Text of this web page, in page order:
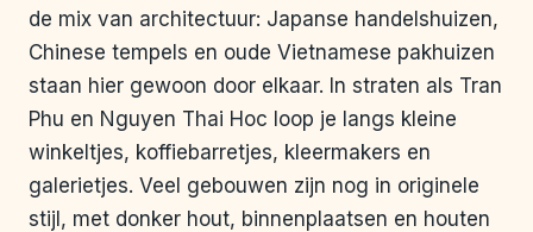
de mix van architectuur: Japanse handelshuizen,
Chinese tempels en oude Vietnamese pakhuizen
staan hier gewoon door elkaar. In straten als Tran
Phu en Nguyen Thai Hoc loop je langs kleine
winkeltjes, koffiebarretjes, kleermakers en
galerietjes. Veel gebouwen zijn nog in originele
stijl, met donker hout, binnenplaatsen en houten